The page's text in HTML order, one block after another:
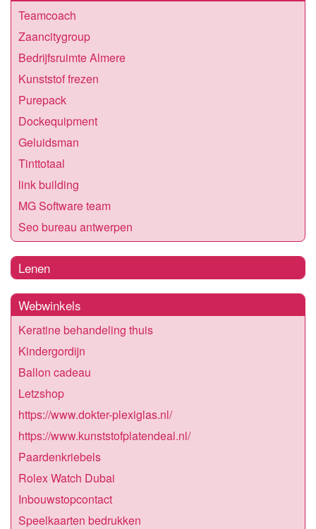
Teamcoach
Zaancitygroup
Bedrijfsruimte Almere
Kunststof frezen
Purepack
Dockequipment
Geluidsman
Tinttotaal
link building
MG Software team
Seo bureau antwerpen
Lenen
Webwinkels
Keratine behandeling thuis
Kindergordijn
Ballon cadeau
Letzshop
https://www.dokter-plexiglas.nl/
https://www.kunststofplatendeal.nl/
Paardenkriebels
Rolex Watch Dubai
Inbouwstopcontact
Speelkaarten bedrukken